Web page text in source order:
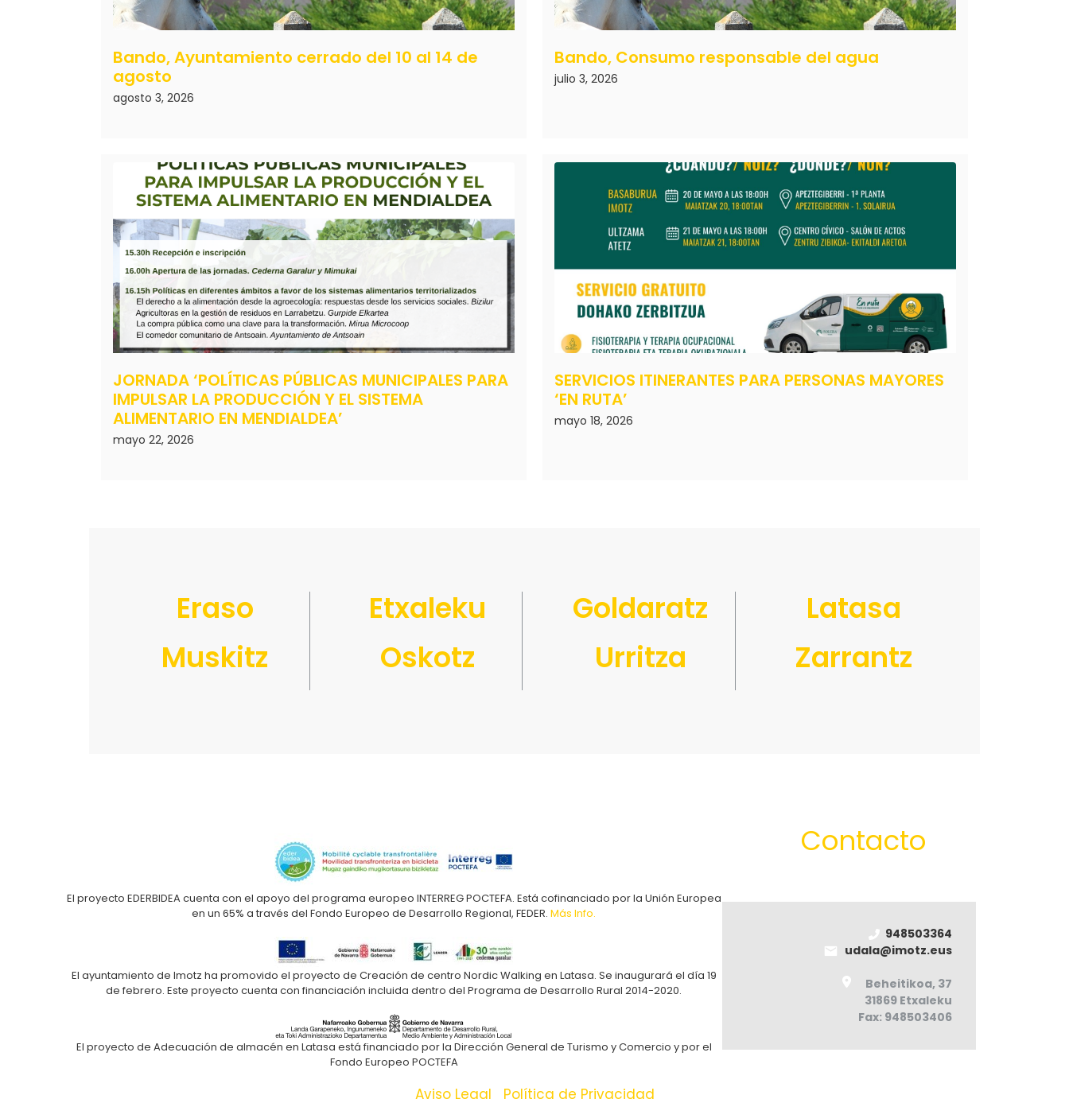
Bando, Ayuntamiento cerrado del 10 al 14 de
agosto
agosto 3, 2026
Bando, Consumo responsable del agua
julio 3, 2026
JORNADA ‘POLÍTICAS PÚBLICAS MUNICIPALES PARA
IMPULSAR LA PRODUCCIÓN Y EL SISTEMA
ALIMENTARIO EN MENDIALDEA’
mayo 22, 2026
SERVICIOS ITINERANTES PARA PERSONAS MAYORES
‘EN RUTA’
mayo 18, 2026
Eraso Etxaleku Goldaratz
Latasa
Muskitz
Oskotz Urritza Zarrantz
El proyecto EDERBIDEA cuenta con el apoyo del programa europeo INTERREG POCTEFA. Está cofinanciado por la Unión Europea
en un 65% a través del Fondo Europeo de Desarrollo Regional, FEDER. Más Info.
El ayuntamiento de Imotz ha promovido el proyecto de Creación de centro Nordic Walking en Latasa. Se inaugurará el día 19
de febrero. Este proyecto cuenta con financiación incluida dentro del Programa de Desarrollo Rural 2014-2020.
El proyecto de Adecuación de almacén en Latasa está financiado por la Dirección General de Turismo y Comercio y por el
Fondo Europeo POCTEFA
Contacto
948503364
udala@imotz.eus
Beheitikoa, 37
31869 Etxaleku
Fax: 948503406
Aviso Legal Política de Privacidad